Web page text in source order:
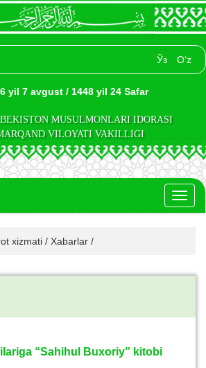
Ўз O‘z
yil 7 avgust / 1448 yil 24 Safar
MUSULMONLARI IDORASI
VILOYATI VAKILLIGI
xizmati / Xabarlar /
“Sahihul Buxoriy” kitobi